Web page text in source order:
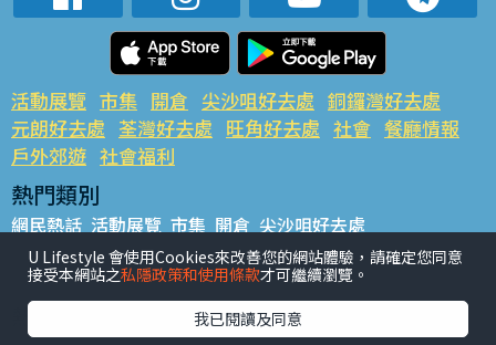
活動展覽 市集 開倉 尖沙咀好去處 銅鑼灣好去處
元朗好去處 荃灣好去處 旺角好去處 社會 餐廳情報
戶外郊遊 社會福利
熱門類別
網民熱話 活動展覽 市集 開倉 尖沙咀好去處
銅鑼灣好去處 元朗好去處 荃灣好去處 旺角好去處 社會
餐廳情報 戶外郊遊
熱門標籤
U Lifestyle 會使用Cookies來改善您的網站體驗，請確定您同意
接受本網站之私隱政策和使用條款才可繼續瀏覽。
我已閱讀及同意